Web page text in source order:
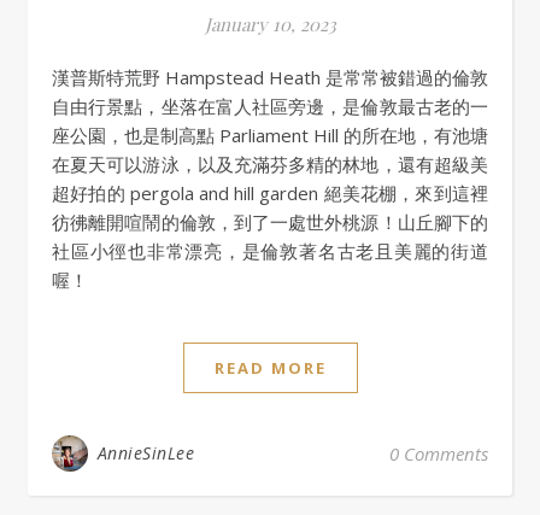
January 10, 2023
漢普斯特荒野 Hampstead Heath 是常常被錯過的倫敦
自由行景點，坐落在富人社區旁邊，是倫敦最古老的一
座公園，也是制高點 Parliament Hill 的所在地，有池塘
在夏天可以游泳，以及充滿芬多精的林地，還有超級美
超好拍的 pergola and hill garden 絕美花棚，來到這裡
彷彿離開喧鬧的倫敦，到了一處世外桃源！山丘腳下的
社區小徑也非常漂亮，是倫敦著名古老且美麗的街道
喔！
READ MORE
AnnieSinLee 0 Comments